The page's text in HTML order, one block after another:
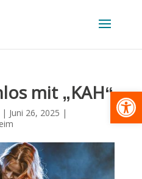
mit „KAH“
Juni 26, 2025 |